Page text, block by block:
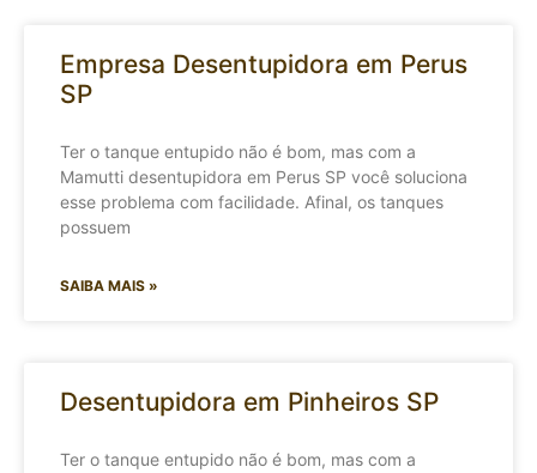
Empresa Desentupidora em Perus
SP
Ter o tanque entupido não é bom, mas com a
Mamutti desentupidora em Perus SP você soluciona
esse problema com facilidade. Afinal, os tanques
possuem
SAIBA MAIS »
Desentupidora em Pinheiros SP
Ter o tanque entupido não é bom, mas com a